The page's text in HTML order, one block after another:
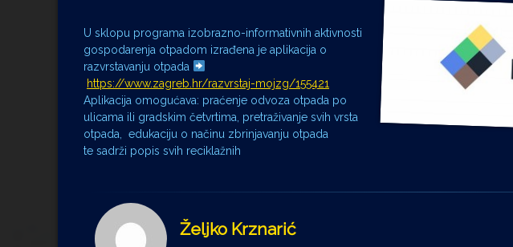
U sklopu programa izobrazno-informativnih aktivnosti
gospodarenja otpadom izrađena je aplikacija o
razvrstavanju otpada
https://www.zagreb.hr/razvrstaj-mojzg/155421
Aplikacija omogućava: praćenje odvoza otpada po
ulicama ili gradskim četvrtima, pretraživanje svih vrsta
otpada, edukaciju o načinu zbrinjavanju otpada
te sadrži popis svih reciklažnih
Željko Krznarić